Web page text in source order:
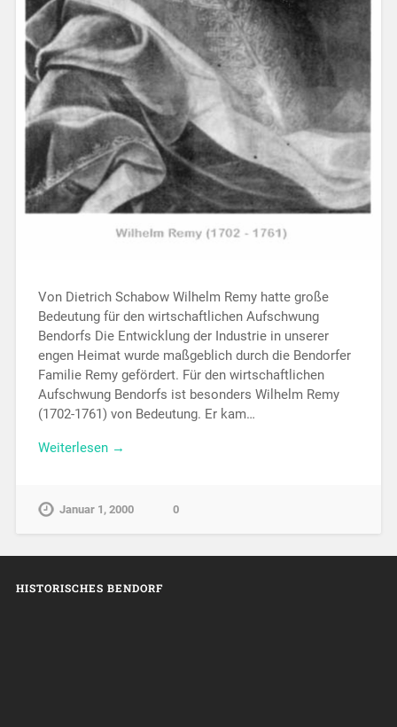
Von Dietrich Schabow Wilhelm Remy hatte große
Bedeutung für den wirtschaftlichen Aufschwung
Bendorfs Die Entwicklung der Industrie in unserer
engen Heimat wurde maßgeblich durch die Bendorfer
Familie Remy gefördert. Für den wirtschaftlichen
Aufschwung Bendorfs ist besonders Wilhelm Remy
(1702-1761) von Bedeutung. Er kam…
Weiterlesen →
Januar 1, 2000 0
HISTORISCHES BENDORF